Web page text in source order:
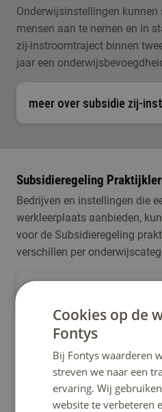
Onderwijsinstellingen
mensen aan te nemen en in
zij-instroomtraject binnen
jaar een
meer over subsidie zij-
Subsidieregeling
Bedrijven en instellingen die
werkleerplaats aanbieden,
voor de Subsidieregeling
verschillen per
Regelingen voor werknemers
Er zijn ook
ontwikkeling die werknemers
Bijvoorbeeld de Lerarenbeurs
Cookies op de
Fontys
Bij Fontys waarderen
streven we naar een
ervaring. Wij
website te verbeteren